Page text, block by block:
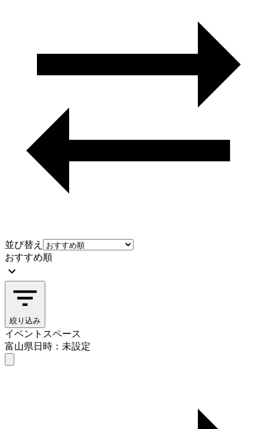
並び替え
おすすめ順
絞り込み
イベントスペース
富山県日時：未設定